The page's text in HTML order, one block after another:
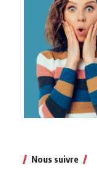
Nous suivre